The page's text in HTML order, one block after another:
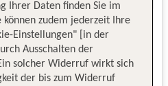
Ihrer Daten finden Sie im
können zudem jederzeit Ihre
Einstellungen" [in der
Ausschalten der
solcher Widerruf wirkt sich
der bis zum Widerruf